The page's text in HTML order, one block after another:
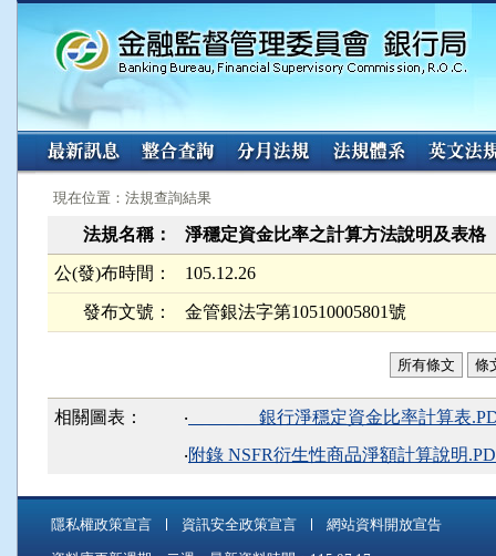
:::
現在位置：法規查詢結果
法規名稱： 淨穩定資金比率之計算方法說明及表格
公(發)布時間： 105.12.26
發布文號： 金管銀法字第10510005801號
所有條文 條
相關圖表： ‧ ＿＿＿＿銀行淨穩定資金比率計算表
‧附錄 NSFR衍生性商品淨額計算說明
隱私權政策宣言 資訊安全政策宣言 網站資料開放宣告